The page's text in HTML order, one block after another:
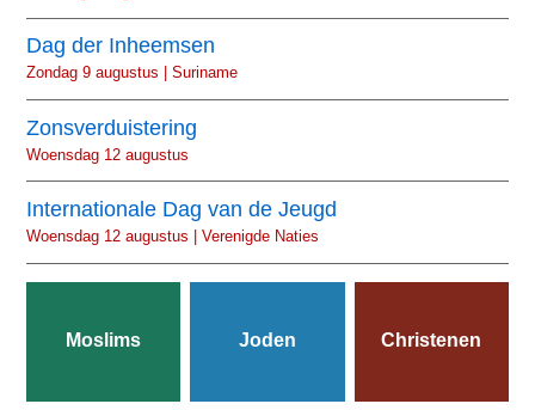
Dag der Inheemsen
Zondag 9 augustus | Suriname
Zonsverduistering
Woensdag 12 augustus
Internationale Dag van de Jeugd
Woensdag 12 augustus | Verenigde Naties
Moslims Joden Christenen